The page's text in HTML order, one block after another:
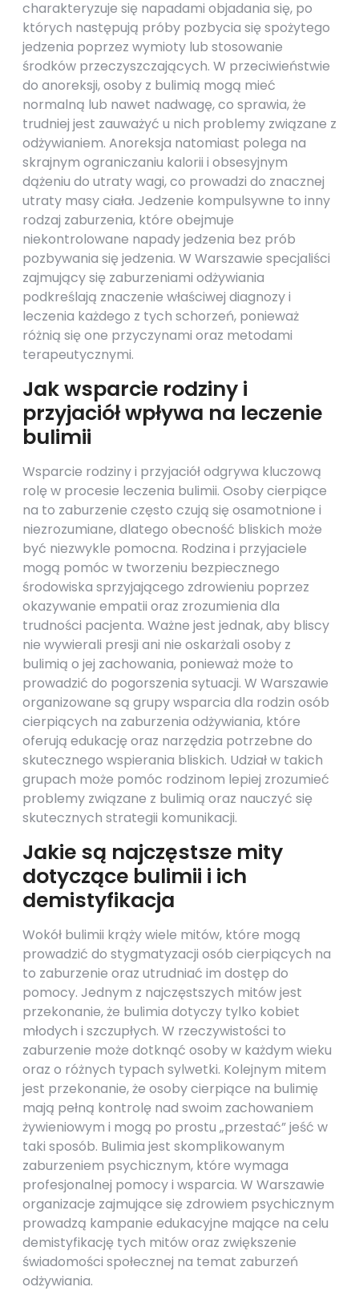
charakteryzuje się napadami objadania się, po
których następują próby pozbycia się spożytego
jedzenia poprzez wymioty lub stosowanie
środków przeczyszczających. W przeciwieństwie
do anoreksji, osoby z bulimią mogą mieć
normalną lub nawet nadwagę, co sprawia, że
trudniej jest zauważyć u nich problemy związane z
odżywianiem. Anoreksja natomiast polega na
skrajnym ograniczaniu kalorii i obsesyjnym
dążeniu do utraty wagi, co prowadzi do znacznej
utraty masy ciała. Jedzenie kompulsywne to inny
rodzaj zaburzenia, które obejmuje
niekontrolowane napady jedzenia bez prób
pozbywania się jedzenia. W Warszawie specjaliści
zajmujący się zaburzeniami odżywiania
podkreślają znaczenie właściwej diagnozy i
leczenia każdego z tych schorzeń, ponieważ
różnią się one przyczynami oraz metodami
terapeutycznymi.
Jak wsparcie rodziny i
przyjaciół wpływa na leczenie
bulimii
Wsparcie rodziny i przyjaciół odgrywa kluczową
rolę w procesie leczenia bulimii. Osoby cierpiące
na to zaburzenie często czują się osamotnione i
niezrozumiane, dlatego obecność bliskich może
być niezwykle pomocna. Rodzina i przyjaciele
mogą pomóc w tworzeniu bezpiecznego
środowiska sprzyjającego zdrowieniu poprzez
okazywanie empatii oraz zrozumienia dla
trudności pacjenta. Ważne jest jednak, aby bliscy
nie wywierali presji ani nie oskarżali osoby z
bulimią o jej zachowania, ponieważ może to
prowadzić do pogorszenia sytuacji. W Warszawie
organizowane są grupy wsparcia dla rodzin osób
cierpiących na zaburzenia odżywiania, które
oferują edukację oraz narzędzia potrzebne do
skutecznego wspierania bliskich. Udział w takich
grupach może pomóc rodzinom lepiej zrozumieć
problemy związane z bulimią oraz nauczyć się
skutecznych strategii komunikacji.
Jakie są najczęstsze mity
dotyczące bulimii i ich
demistyfikacja
Wokół bulimii krąży wiele mitów, które mogą
prowadzić do stygmatyzacji osób cierpiących na
to zaburzenie oraz utrudniać im dostęp do
pomocy. Jednym z najczęstszych mitów jest
przekonanie, że bulimia dotyczy tylko kobiet
młodych i szczupłych. W rzeczywistości to
zaburzenie może dotknąć osoby w każdym wieku
oraz o różnych typach sylwetki. Kolejnym mitem
jest przekonanie, że osoby cierpiące na bulimię
mają pełną kontrolę nad swoim zachowaniem
żywieniowym i mogą po prostu „przestać” jeść w
taki sposób. Bulimia jest skomplikowanym
zaburzeniem psychicznym, które wymaga
profesjonalnej pomocy i wsparcia. W Warszawie
organizacje zajmujące się zdrowiem psychicznym
prowadzą kampanie edukacyjne mające na celu
demistyfikację tych mitów oraz zwiększenie
świadomości społecznej na temat zaburzeń
odżywiania.